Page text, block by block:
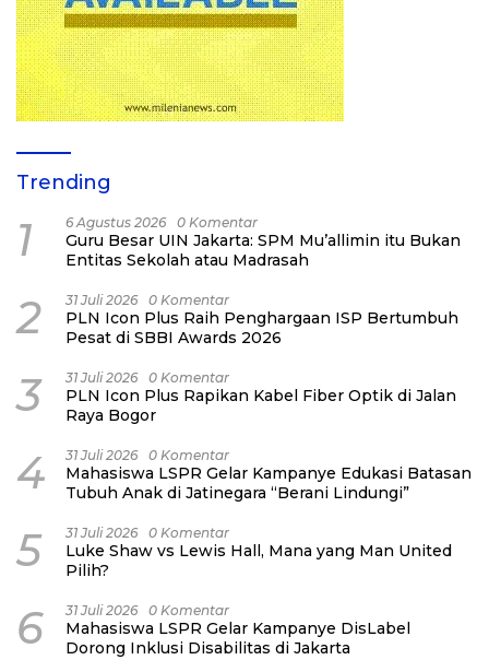
Trending
1 6 Agustus 2026 0 Komentar
Guru Besar UIN Jakarta: SPM Mu’allimin itu Bukan
Entitas Sekolah atau Madrasah
2 31 Juli 2026 0 Komentar
PLN Icon Plus Raih Penghargaan ISP Bertumbuh
Pesat di SBBI Awards 2026
3 31 Juli 2026 0 Komentar
PLN Icon Plus Rapikan Kabel Fiber Optik di Jalan
Raya Bogor
4 31 Juli 2026 0 Komentar
Mahasiswa LSPR Gelar Kampanye Edukasi Batasan
Tubuh Anak di Jatinegara “Berani Lindungi”
5 31 Juli 2026 0 Komentar
Luke Shaw vs Lewis Hall, Mana yang Man United
Pilih?
6 31 Juli 2026 0 Komentar
Mahasiswa LSPR Gelar Kampanye DisLabel
Dorong Inklusi Disabilitas di Jakarta